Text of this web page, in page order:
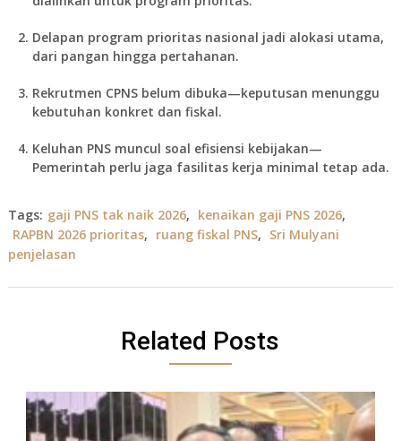
Delapan program prioritas nasional jadi alokasi utama,
dari pangan hingga pertahanan.
Rekrutmen CPNS belum dibuka—keputusan menunggu
kebutuhan konkret dan fiskal.
Keluhan PNS muncul soal efisiensi kebijakan—
Pemerintah perlu jaga fasilitas kerja minimal tetap ada.
Tags: gaji PNS tak naik 2026, kenaikan gaji PNS 2026,
RAPBN 2026 prioritas, ruang fiskal PNS, Sri Mulyani
penjelasan
Related Posts